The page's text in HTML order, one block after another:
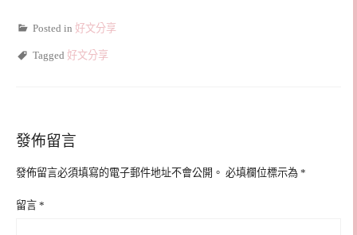
Posted in 好文分享
Tagged 好文分享
發佈留言
發佈留言必須填寫的電子郵件地址不會公開。 必填欄位標示為 *
留言 *